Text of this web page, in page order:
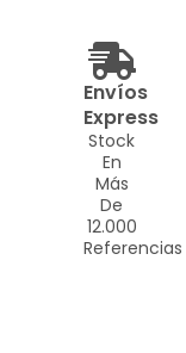
Envíos
Express
Stock
En
Más
De
12.000
Referencias